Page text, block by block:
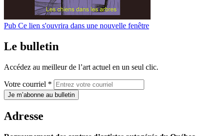
Pub Ce lien s'ouvrira dans une nouvelle fenêtre
Le bulletin
Accédez au meilleur de l’art actuel en un seul clic.
Votre courriel *
Je m’abonne au bulletin
Adresse